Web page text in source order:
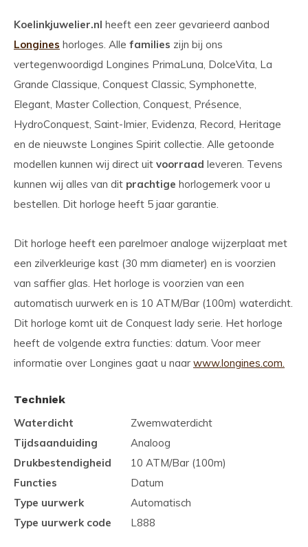
Koelinkjuwelier.nl heeft een zeer gevarieerd aanbod
Longines horloges. Alle families zijn bij ons
vertegenwoordigd Longines PrimaLuna, DolceVita, La
Grande Classique, Conquest Classic, Symphonette,
Elegant, Master Collection, Conquest, Présence,
HydroConquest, Saint-Imier, Evidenza, Record, Heritage
en de nieuwste Longines Spirit collectie. Alle getoonde
modellen kunnen wij direct uit voorraad leveren. Tevens
kunnen wij alles van dit prachtige horlogemerk voor u
bestellen. Dit horloge heeft 5 jaar garantie.
Dit horloge heeft een parelmoer analoge wijzerplaat met
een zilverkleurige kast (30 mm diameter) en is voorzien
van saffier glas. Het horloge is voorzien van een
automatisch uurwerk en is 10 ATM/Bar (100m) waterdicht.
Dit horloge komt uit de Conquest lady serie. Het horloge
heeft de volgende extra functies: datum. Voor meer
informatie over Longines gaat u naar www.longines.com.
Techniek
Waterdicht
Zwemwaterdicht
Tijdsaanduiding
Analoog
Drukbestendigheid
10 ATM/Bar (100m)
Functies
Datum
Type uurwerk
Automatisch
Type uurwerk code
L888